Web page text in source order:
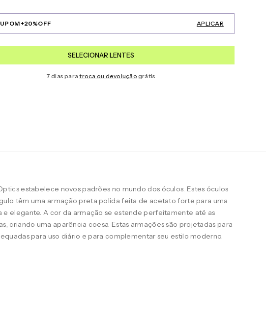
+20%OFF APLICAR
SELECIONAR LENTES
7 dias paratroca ou devolução grátis
estabelece novos padrões no mundo dos óculos. Estes óculos
têm uma armação preta polida feita de acetato forte para uma
e elegante. A cor da armação se estende perfeitamente até as
criando uma aparência coesa. Estas armações são projetadas para
para uso diário e para complementar seu estilo moderno.